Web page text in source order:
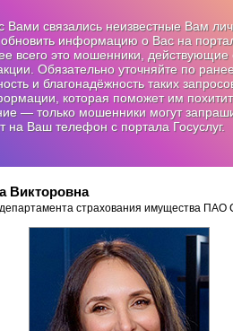
Вами связались неизвестные Вам
информацию о Вас на
всего это мошенники, действующие
Обязательно уточняйте по
и благонадёжность таких
которая поможет им
— только мошенники могут
на Ваш телефон с портала Госуслуг.
Викторовна
страхования имущества ПАО